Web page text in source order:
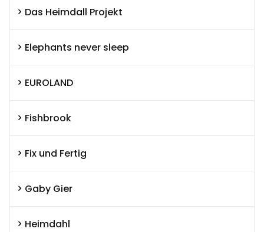
Das Heimdall Projekt
Elephants never sleep
EUROLAND
Fishbrook
Fix und Fertig
Gaby Gier
Heimdahl